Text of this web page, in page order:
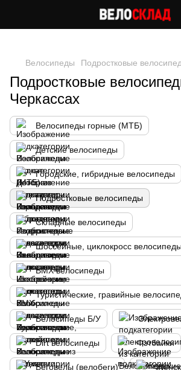
Велосипеды Подростковые
Подростковые
Черкассах
Велосипеды горные (МТБ)
Детские велосипеды
Городские, гибридные велосипеды
Подростковые велосипеды
Складные велосипеды
Шоссейные, циклокросс велосипеды
BMX велосипеды
Туристические, гравийные
Велосипеды Б/У
Dirt велосипеды Фэтбайки
Беговелы (велобеги)